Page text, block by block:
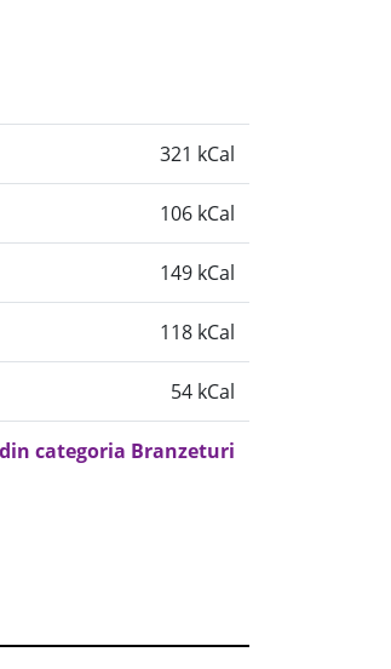
321 kCal
106 kCal
149 kCal
118 kCal
54 kCal
categoria Branzeturi